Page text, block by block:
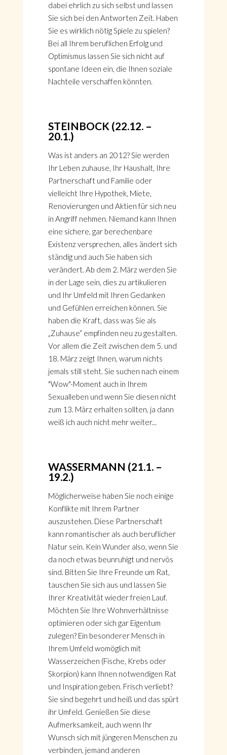
dabei ehrlich zu sich selbst und lassen
Sie sich bei den Antworten Zeit. Haben
Sie es wirklich nötig Spiele zu spielen?
Bei all Ihrem beruflichen Erfolg und
Optimismus lassen Sie sich nicht auf
spontane Ideen ein, die Ihnen soziale
Nachteile verschaffen könnten.
STEINBOCK (22.12. –
20.1.)
Was ist anders an 2012? Sie werden
Ihr Leben zuhause, Ihr Haushalt, Ihre
Partnerschaft und Familie oder
vielleicht Ihre Hypothek, Miete,
Renovierungen und Aktien für sich neu
in Angriff nehmen. Niemand kann Ihnen
eine sichere, gar berechenbare
Existenz versprechen, alles ändert sich
ständig und auch Sie haben sich
verändert. Ab dem 2. März werden Sie
in der Lage sein, dies zu artikulieren
und Ihr Umfeld mit Ihren Gedanken
und Gefühlen erreichen können. Sie
haben die Kraft, dass was Sie als
„Zuhause“ empfinden neu zu gestalten.
Vor allem die Zeit zwischen dem 5. und
18. März zeigt Ihnen, warum nichts
jemals still steht. Sie suchen nach einem
"Wow"-Moment auch in Ihrem
Sexualleben und wenn Sie diesen nicht
zum 13. März erhalten sollten, ja dann
weiß ich auch nicht mehr weiter...
WASSERMANN (21.1. –
19.2.)
Möglicherweise haben Sie noch einige
Konflikte mit Ihrem Partner
auszustehen. Diese Partnerschaft
kann romantischer als auch beruflicher
Natur sein. Kein Wunder also, wenn Sie
da noch etwas beunruhigt und nervös
sind. Bitten Sie Ihre Freunde um Rat,
tauschen Sie sich aus und lassen Sie
Ihrer Kreativität wieder freien Lauf.
Möchten Sie Ihre Wohnverhältnisse
optimieren oder sich gar Eigentum
zulegen? Ein besonderer Mensch in
Ihrem Umfeld womöglich mit
Wasserzeichen (Fische, Krebs oder
Skorpion) kann Ihnen notwendigen Rat
und Inspiration geben. Frisch verliebt?
Sie sind begehrt und heiß und das spürt
ihr Umfeld. Genießen Sie diese
Aufmerksamkeit, auch wenn Ihr
Wunsch sich mit jüngeren Menschen zu
verbinden, jemand anderen